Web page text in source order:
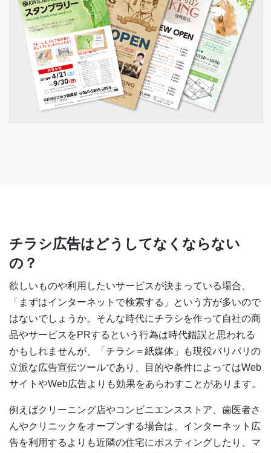
チラシ広告はどうしてなくならない
の？
欲しいものや利用したいサービスが決まっている場合、
「まずはインターネットで検索する」という方が多いので
はないでしょうか。そんな時代にチラシを作って自社の商
品やサービスをPRするという行為は時代錯誤と思われる
かもしれませんが、「チラシ＝紙媒体」も現役バリバリの
立派な広告宣伝ツールであり、目的や条件によってはWeb
サイトやWeb広告よりも効果をあらわすことがあります。
例えばクリーニング店やコンビニエンスストア、歯医者さ
んやクリニックをオープンする場合は、インターネット広
告を利用するよりも近隣の住宅にポスティングしたり、マ